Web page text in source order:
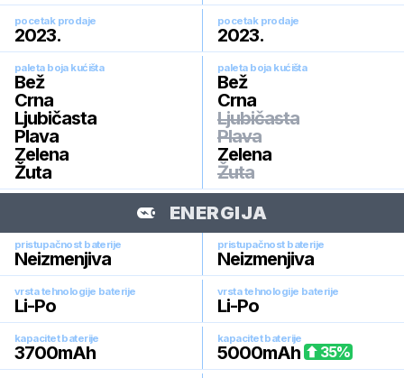
pocetak prodaje
2023.
pocetak prodaje
2023.
paleta boja kućišta
Bež
Crna
Ljubičasta
Plava
Zelena
Žuta
paleta boja kućišta
Bež
Crna
Ljubičasta
Plava
Zelena
Žuta
ENERGIJA
pristupačnost baterije
Neizmenjiva
pristupačnost baterije
Neizmenjiva
vrsta tehnologije baterije
Li-Po
vrsta tehnologije baterije
Li-Po
kapacitet baterije
3700mAh
kapacitet baterije
5000mAh 35%